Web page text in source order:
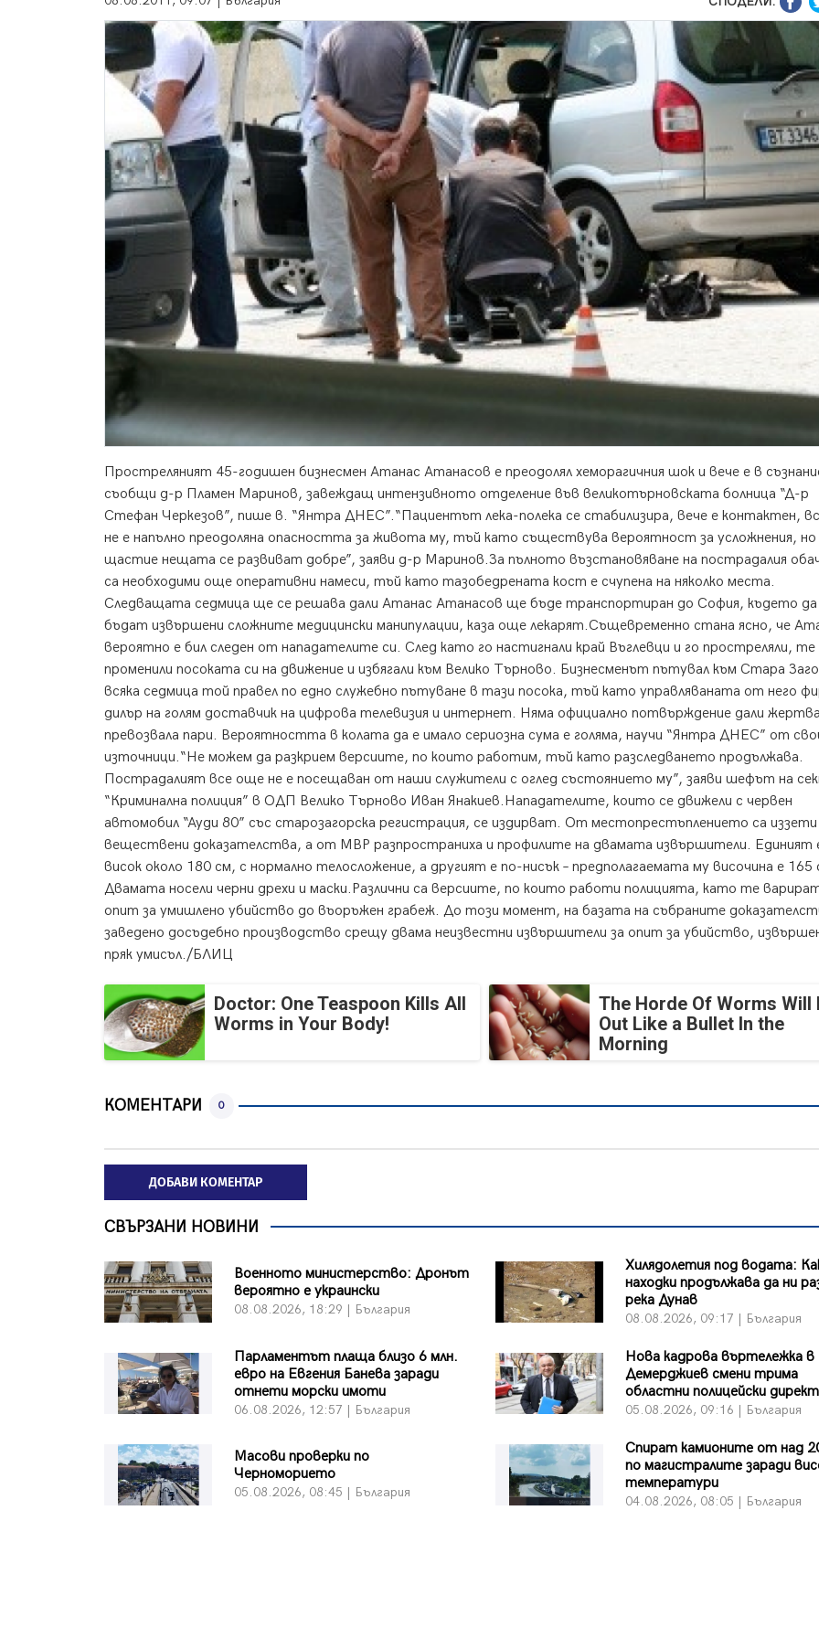
Простреляният 45-годишен бизнесмен Атанас Атанасов е преодолял хеморагичния шок и вече е в
съобщи д-р Пламен Маринов, завеждащ интензивното отделение във великотърновската болница “Д-р
Стефан Черкезов”, пише в. “Янтра ДНЕС”.“Пациентът лека-полека се стабилизира, вече е контактен,
не е напълно преодоляна опасността за живота му, тъй като съществува вероятност за усложнения, но
щастие нещата се развиват добре”, заяви д-р Маринов.За пълното възстановяване на пострадалия
са необходими още оперативни намеси, тъй като тазобедрената кост е счупена на няколко места.
Следващата седмица ще се решава дали Атанас Атанасов ще бъде транспортиран до София, където да
бъдат извършени сложните медицински манипулации, каза още лекарят.Същевременно стана ясно, че
вероятно е бил следен от нападателите си. След като го настигнали край Въглевци и го простреляли, те
променили посоката си на движение и избягали към Велико Търново. Бизнесменът пътувал към Стара
всяка седмица той правел по едно служебно пътуване в тази посока, тъй като управляваната от него
дилър на голям доставчик на цифрова телевизия и интернет. Няма официално потвърждение дали
превозвала пари. Вероятността в колата да е имало сериозна сума е голяма, научи “Янтра ДНЕС” от
източници.“Не можем да разкрием версиите, по които работим, тъй като разследването продължава.
Пострадалият все още не е посещаван от наши служители с оглед състоянието му”, заяви шефът на
“Криминална полиция” в ОДП Велико Търново Иван Янакиев.Нападателите, които се движели с червен
автомобил “Ауди 80” със старозагорска регистрация, се издирват. От местопрестъплението са иззети
веществени доказателства, а от МВР разпространиха и профилите на двамата извършители. Единият
висок около 180 см, с нормално телосложение, а другият е по-нисък – предполагаемата му височина е 165
Двамата носели черни дрехи и маски.Различни са версиите, по които работи полицията, като те
опит за умишлено убийство до въоръжен грабеж. До този момент, на базата на събраните
заведено досъдебно производство срещу двама неизвестни извършители за опит за убийство,
пряк умисъл./БЛИЦ
Doctor: One Teaspoon Kills All
Worms in Your Body!
The Horde Of Worms Will
Out Like a Bullet In the
Morning
КОМЕНТАРИ 0
ДОБАВИ КОМЕНТАР
СВЪРЗАНИ НОВИНИ
Военното министерство: Дронът
вероятно е украински
08.08.2026, 18:29 | България
Хилядолетия под водата:
находки продължава да ни
река Дунав
08.08.2026, 09:17 | България
Парламентът плаща близо 6 млн.
евро на Евгения Банева заради
отнети морски имоти
06.08.2026, 12:57 | България
Нова кадрова въртележка
Демерджиев смени трима
областни полицейски
05.08.2026, 09:16 | България
Масови проверки по
Черноморието
05.08.2026, 08:45 | България
Спират камионите от над
по магистралите заради
температури
04.08.2026, 08:05 | България